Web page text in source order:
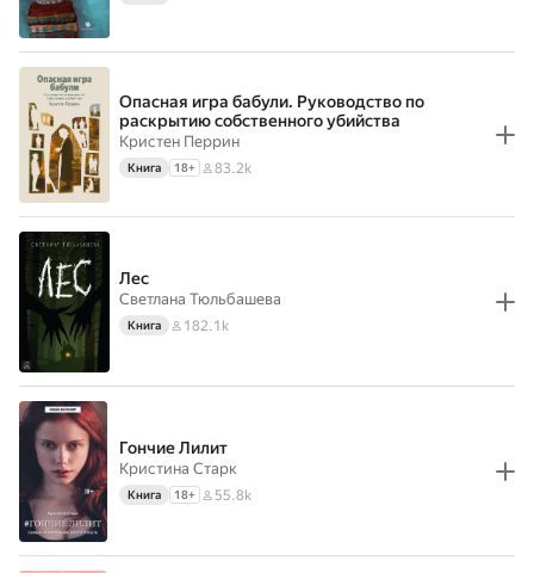
Опасная игра бабули. Руководство по
раскрытию собственного убийства
Кристен Перрин
Книга 18+ 83.2k
Лес
Светлана Тюльбашева
Книга 182.1k
Гончие Лилит
Кристина Старк
Книга 18+ 55.8k